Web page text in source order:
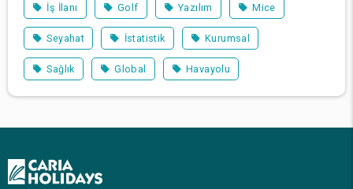
İş İlanı Golf Yazılım Mice
Seyahat İstatistik Kurumsal
Sağlık Global Havayolu